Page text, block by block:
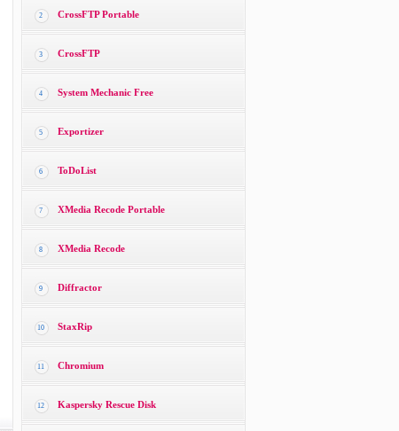
2 CrossFTP Portable
3 CrossFTP
4 System Mechanic Free
5 Exportizer
6 ToDoList
7 XMedia Recode Portable
8 XMedia Recode
9 Diffractor
10 StaxRip
11 Chromium
12 Kaspersky Rescue Disk